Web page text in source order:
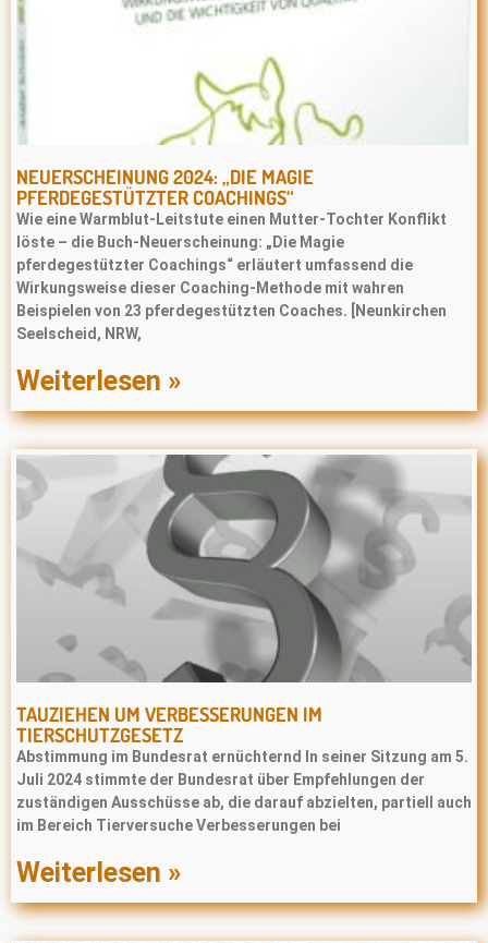
NEUERSCHEINUNG 2024: „DIE MAGIE
PFERDEGESTÜTZTER COACHINGS“
Wie eine Warmblut-Leitstute einen Mutter-Tochter Konflikt
löste – die Buch-Neuerscheinung: „Die Magie
pferdegestützter Coachings“ erläutert umfassend die
Wirkungsweise dieser Coaching-Methode mit wahren
Beispielen von 23 pferdegestützten Coaches. [Neunkirchen
Seelscheid, NRW,
Weiterlesen »
TAUZIEHEN UM VERBESSERUNGEN IM
TIERSCHUTZGESETZ
Abstimmung im Bundesrat ernüchternd In seiner Sitzung am 5.
Juli 2024 stimmte der Bundesrat über Empfehlungen der
zuständigen Ausschüsse ab, die darauf abzielten, partiell auch
im Bereich Tierversuche Verbesserungen bei
Weiterlesen »